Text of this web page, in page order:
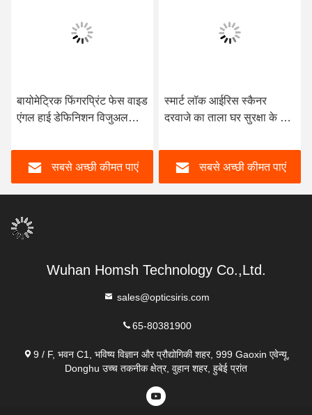
बायोमेट्रिक फिंगरप्रिंट फेस वाइड
एंगल हाई डेफिनिशन विजुअल
सबसे अच्छी कीमत पाएं
स्मार्ट लॉक आईरिस स्कैनर
दरवाजे का ताला घर सुरक्षा के लिए
सबसे अच्छी कीमत पाएं
Wuhan Homsh Technology Co.,Ltd.
sales@opticsiris.com
65-80381900
9 / F, भवन C1, भविष्य विज्ञान और प्रौद्योगिकी शहर, 999 Gaoxin एवेन्यू,
Donghu उच्च तकनीक क्षेत्र, वुहान शहर, हुबेई प्रांत